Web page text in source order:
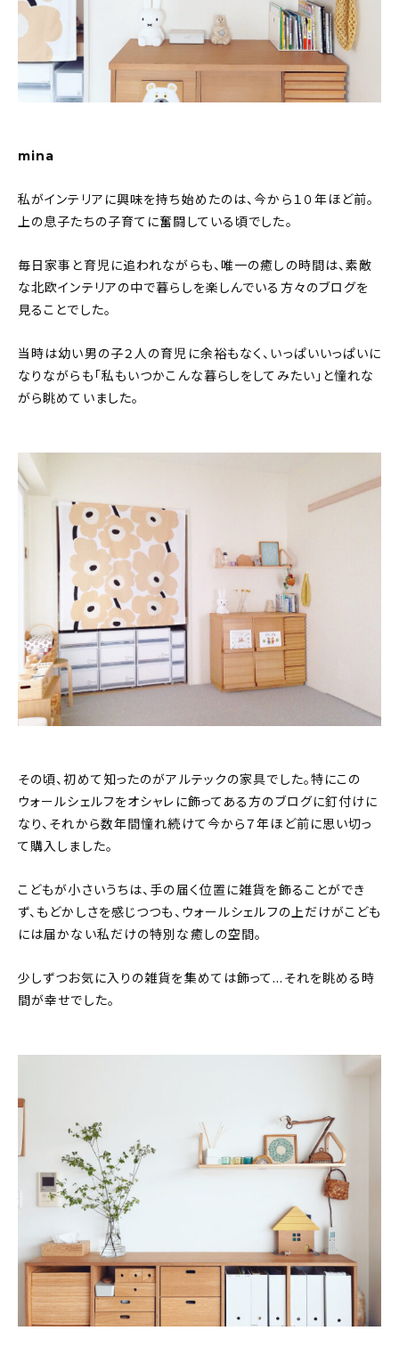
ギフト
キッズ
About
会社概要
お問い合わせ
mina
私がインテリアに興味を持ち始めたのは、今から１０年ほど前。
上の息子たちの子育てに奮闘している頃でした。
毎日家事と育児に追われながらも、唯一の癒しの時間は、素敵
な北欧インテリアの中で暮らしを楽しんでいる方々のブログを
見ることでした。
当時は幼い男の子２人の育児に余裕もなく、いっぱいいっぱいに
なりながらも「私もいつかこんな暮らしをしてみたい」と憧れな
がら眺めていました。
その頃、初めて知ったのがアルテックの家具でした。特にこの
ウォールシェルフをオシャレに飾ってある方のブログに釘付けに
なり、それから数年間憧れ続けて今から７年ほど前に思い切っ
て購入しました。
こどもが小さいうちは、手の届く位置に雑貨を飾ることができ
ず、もどかしさを感じつつも、ウォールシェルフの上だけがこども
には届かない私だけの特別な癒しの空間。
少しずつお気に入りの雑貨を集めては飾って…それを眺める時
間が幸せでした。